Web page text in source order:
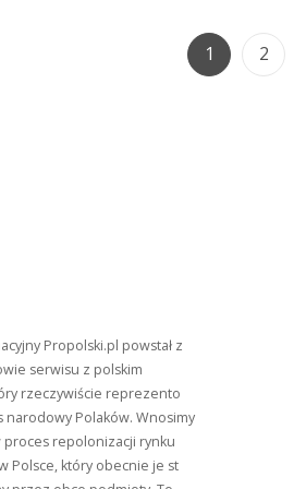
Page
1 Page
2
Propolski.pl powstał z
serwisu z polskim
rzeczywiście reprezento
narodowy Polaków. Wnosimy
proces repolonizacji rynku
Polsce, który obecnie je st